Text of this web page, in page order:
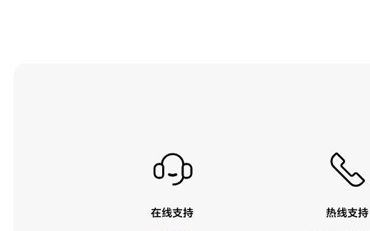
在线支持 热线支持